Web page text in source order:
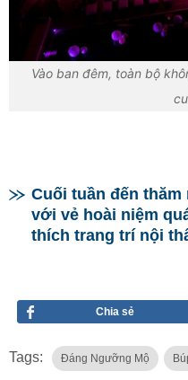
Vào ban đêm, toàn bộ
Cuối tuần đến
với vẻ hoài niệm
thích trang trí nội
Chia sẻ
Tags: Đáng Ngưỡng Mộ